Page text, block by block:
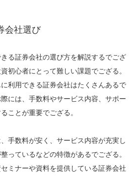
会社選び
る証券会社の選び方を解説するでござ
初心者にとって難しい課題でござる。
利用できる証券会社はたくさんあるで
には、手数料やサービス内容、サポー
ことが重要でござる。
手数料が安く、サービス内容が充実し
っているなどの特徴があるでござる。
ミナーや資料を提供している証券会社